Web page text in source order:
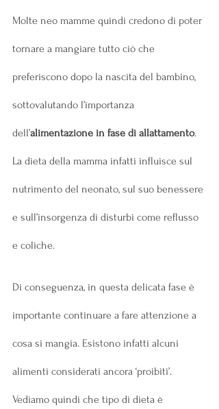
Molte neo mamme quindi credono di poter
tornare a mangiare tutto ciò che
preferiscono dopo la nascita del bambino,
sottovalutando l’importanza
dell’alimentazione in fase di allattamento.
La dieta della mamma infatti influisce sul
nutrimento del neonato, sul suo benessere
e sull’insorgenza di disturbi come reflusso
e coliche.
Di conseguenza, in questa delicata fase è
importante continuare a fare attenzione a
cosa si mangia. Esistono infatti alcuni
alimenti considerati ancora ‘proibiti’.
Vediamo quindi che tipo di dieta è